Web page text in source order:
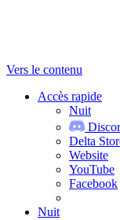
Vers le contenu
Accès rapide
Nuit
Delta
Website
YouTube
Facebook
Nuit